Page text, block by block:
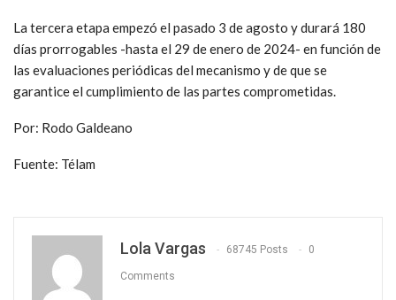
La tercera etapa empezó el pasado 3 de agosto y durará 180
días prorrogables -hasta el 29 de enero de 2024- en función de
las evaluaciones periódicas del mecanismo y de que se
garantice el cumplimiento de las partes comprometidas.
Por: Rodo Galdeano
Fuente: Télam
Lola Vargas 68745 Posts 0
Comments